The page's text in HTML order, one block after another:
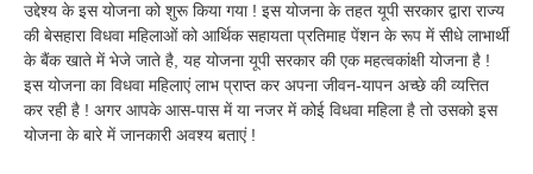
उद्देश्य के इस योजना को शुरू किया गया ! इस योजना के तहत यूपी सरकार द्वारा राज्य
की बेसहारा विधवा महिलाओं को आर्थिक सहायता प्रतिमाह पेंशन के रूप में सीधे लाभार्थी
के बैंक खाते में भेजे जाते है, यह योजना यूपी सरकार की एक महत्वकांक्षी योजना है !
इस योजना का विधवा महिलाएं लाभ प्राप्त कर अपना जीवन-यापन अच्छे की व्यत्तित
कर रही है ! अगर आपके आस-पास में या नजर में कोई विधवा महिला है तो उसको इस
योजना के बारे में जानकारी अवश्य बताएं !